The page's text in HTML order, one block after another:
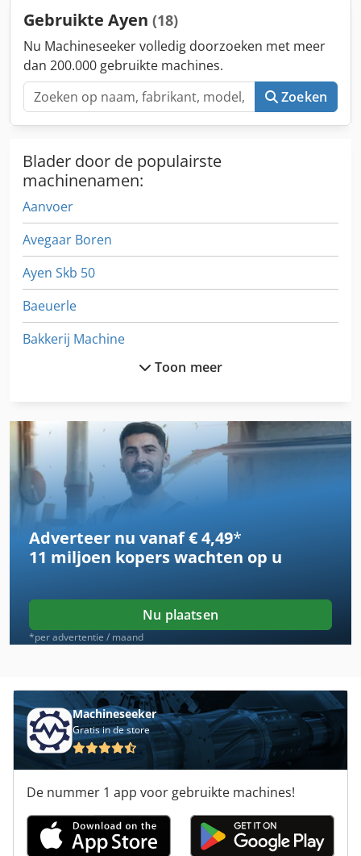
Gebruikte Ayen (18)
Nu Machineseeker volledig doorzoeken met meer
dan 200.000 gebruikte machines.
Zoeken
Blader door de populairste
machinenamen:
Aanvoer
Avegaar Boren
Ayen Skb 50
Baeuerle
Bakkerij Machine
Bank Boren Machine
Bereik
Boley
Boorslijpmachine
Borstel Machine
Brierley Boor Slijper
Buis Buigen Machines
Draad Buigen
Draad Machine
Draadbuigmachine
Hardware Boren Machine
Hbm
Houtbewerking Machine
Toon meer
Adverteer nu vanaf € 4,49*
11 miljoen koperswachten op u
Nu plaatsen
*per advertentie / maand
Machineseeker
Gratis in de store
De nummer 1 app voor gebruikte machines!